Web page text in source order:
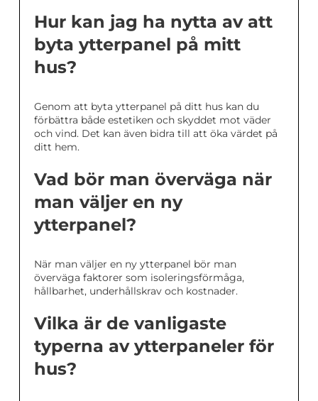
Hur kan jag ha nytta av att
byta ytterpanel på mitt
hus?
Genom att byta ytterpanel på ditt hus kan du
förbättra både estetiken och skyddet mot väder
och vind. Det kan även bidra till att öka värdet på
ditt hem.
Vad bör man överväga när
man väljer en ny
ytterpanel?
När man väljer en ny ytterpanel bör man
överväga faktorer som isoleringsförmåga,
hållbarhet, underhållskrav och kostnader.
Vilka är de vanligaste
typerna av ytterpaneler för
hus?